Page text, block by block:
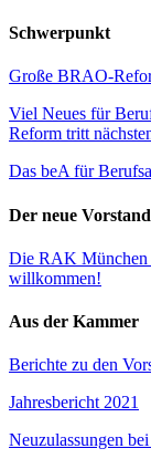
Schwerpunkt
Große BRAO-
Viel Neues für
Reform tritt
Das beA für
Der neue
Die RAK München
willkommen!
Aus der Kammer
Berichte zu den
Jahresbericht 2021
Neuzulassungen